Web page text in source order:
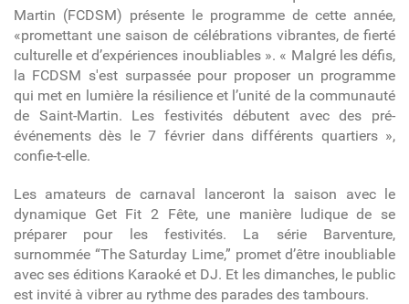
Martin (FCDSM) présente le programme de cette année,
«promettant une saison de célébrations vibrantes, de fierté
culturelle et d’expériences inoubliables ». « Malgré les défis,
la FCDSM s'est surpassée pour proposer un programme
qui met en lumière la résilience et l’unité de la communauté
de Saint-Martin. Les festivités débutent avec des pré-
événements dès le 7 février dans différents quartiers »,
confie-t-elle.
Les amateurs de carnaval lanceront la saison avec le
dynamique Get Fit 2 Fête, une manière ludique de se
préparer pour les festivités. La série Barventure,
surnommée “The Saturday Lime,” promet d’être inoubliable
avec ses éditions Karaoké et DJ. Et les dimanches, le public
est invité à vibrer au rythme des parades des tambours.